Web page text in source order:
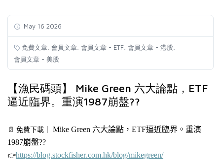
May 16 2026
免費文章 會員文章 會員文章 - ETF 會員文章 - 港股
會員文章 - 美股
【漁民碼頭】 Mike Green 六大論點，ETF
逼近臨界。重演1987崩盤??
📄 免費下載 Mike Green 六大論點，ETF逼近臨界。重演
1987崩盤??
👉https://blog.stockfisher.com.hk/blog/mikegreen/